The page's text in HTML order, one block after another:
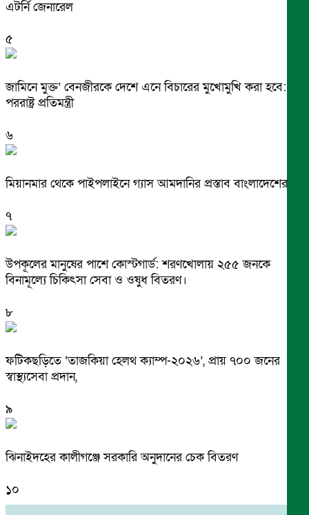
এটর্নি জেনারেল
৫
জামিনে মুক্ত’ বেনজীরকে দেশে এনে বিচারের মুখোমুখি করা হবে:
পররাষ্ট্র প্রতিমন্ত্রী
৬
মিয়ানমার থেকে পাইপলাইনে গ্যাস আমদানির প্রস্তাব বাংলাদেশের
৭
উপকূলের মানুষের পাশে কোস্টগার্ড: শরণখোলায় ২৫৫ জনকে
বিনামূল্যে চিকিৎসা সেবা ও ওষুধ বিতরণ।
৮
ফটিকছড়িতে ‘তাজকিয়া হেলথ ক্যাম্প-২০২৬’, প্রায় ৭০০ জনের
স্বাস্থ্যসেবা প্রদান,
৯
ঝিনাইদহের কালীগঞ্জে সরকারি অনুদানের চেক বিতরণ
১০